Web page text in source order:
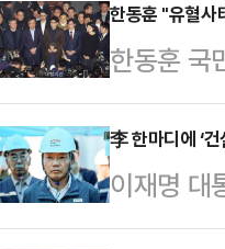
에 따르면
스타디움
착용했다.
트와 브라
셜미디어
태의 상의
한동훈 "유혈사
한동훈 국
대통령의
다고 발언
모 국민저
침을 가했
李 한마디에 ‘
이재명 대
검토를 지